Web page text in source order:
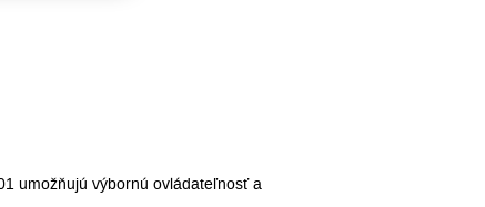
umožňujú výbornú ovládateľnosť a